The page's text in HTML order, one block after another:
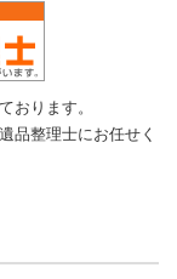
おります。
品整理士にお任せく